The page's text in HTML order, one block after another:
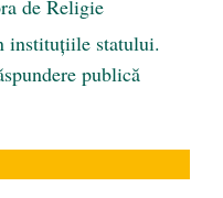
de Religie
instituțiile statului.
publică